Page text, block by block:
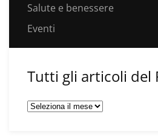
Salute e benessere
Eventi
Tutti gli articoli del
Tutti